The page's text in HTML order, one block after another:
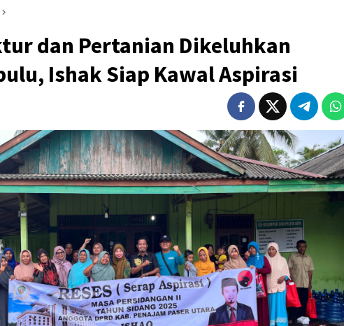
dan Pertanian Dikeluhkan
Ishak Siap Kawal Aspirasi